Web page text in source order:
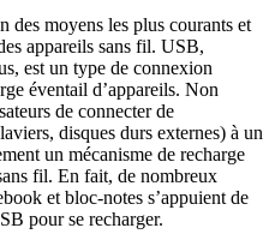
des moyens les plus courants et
appareils sans fil. USB,
est un type de connexion
éventail d’appareils. Non
de connecter de
disques durs externes) à un
un mécanisme de recharge
fil. En fait, de nombreux
et bloc-notes s’appuient de
pour se recharger.